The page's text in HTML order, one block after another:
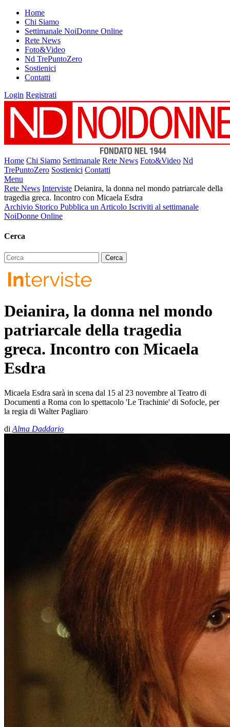
Home
Chi Siamo
Settimanale NoiDonne Online
Rete News
Foto&Video
Nd TrePuntoZero
Sostienici
Contatti
Login Registrati
Home Chi Siamo Settimanale Rete News Foto&Video Nd
TrePuntoZero Sostienici Contatti
Menu
Rete News Interviste Deianira, la donna nel mondo patriarcale della
tragedia greca. Incontro con Micaela Esdra
Archivio Storico Pubblica un Articolo Iscriviti al settimanale
NoiDonne Online
Cerca
Deianira, la donna nel mondo
patriarcale della tragedia
greca. Incontro con Micaela
Esdra
Micaela Esdra sarà in scena dal 15 al 23 novembre al Teatro di
Documenti a Roma con lo spettacolo 'Le Trachinie' di Sofocle, per
la regia di Walter Pagliaro
diAlma Daddario